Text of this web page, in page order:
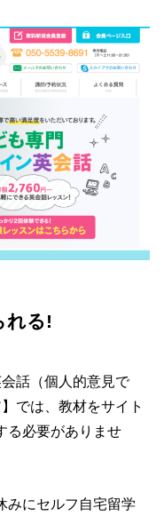
れる!
話（個人的意見で
では、教材をサイト
る必要がありませ
みにセルフ自宅留学